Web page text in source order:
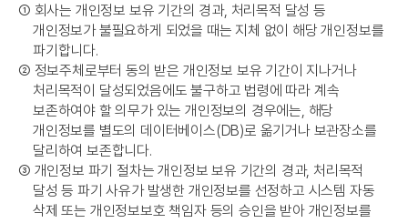
➀ 회사는 개인정보 보유 기간의 경과, 처리목적 달성 등
개인정보가 불필요하게 되었을 때는 지체 없이 해당 개인정보를
파기합니다.
➁ 정보주체로부터 동의 받은 개인정보 보유 기간이 지나거나
처리목적이 달성되었음에도 불구하고 법령에 따라 계속
보존하여야 할 의무가 있는 개인정보의 경우에는, 해당
개인정보를 별도의 데이터베이스(DB)로 옮기거나 보관장소를
달리하여 보존합니다.
➂ 개인정보 파기 절차는 개인정보 보유 기간의 경과, 처리목적
달성 등 파기 사유가 발생한 개인정보를 선정하고 시스템 자동
삭제 또는 개인정보보호 책임자 등의 승인을 받아 개인정보를